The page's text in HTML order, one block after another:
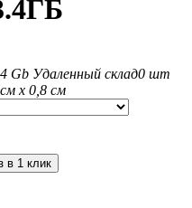
4 Gb Удаленный склад0 шт
х 0,8 см
в 1 клик